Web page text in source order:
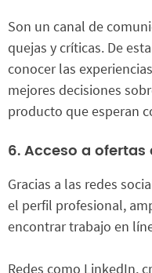
Son un canal de
quejas y críticas. De
conocer las
mejores decisiones
producto que esperan
6. Acceso a ofertas
Gracias a las redes
el perfil profesional,
encontrar trabajo en
Redes como LinkedIn,